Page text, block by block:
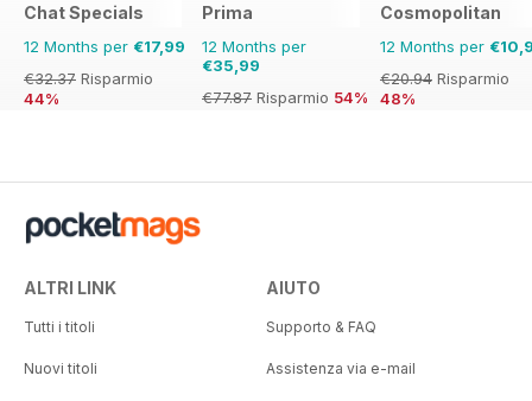
Chat Specials
12 Months per €17,99
€32.37 Risparmio
44%
Prima
12 Months per
€35,99
€77.87 Risparmio 54%
Cosmopolitan
12 Months per
€20.94 Risparmio
48%
ALTRI LINK
Tutti i titoli
Nuovi titoli
AIUTO
Supporto & FAQ
Assistenza via e-mail